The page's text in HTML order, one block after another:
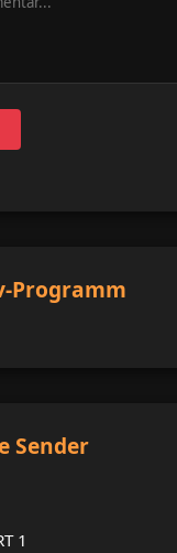
Programm
Sender
1